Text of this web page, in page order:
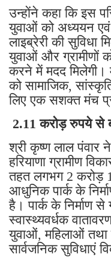
उन्होंने कहा कि इस
युवाओं को अध्ययन एवं
लाइब्रेरी की सुविधा
युवाओं और ग्रामीणों
करने में मदद मिलेगी।
को सामाजिक,
लिए एक सशक्त मंच
2.11 करोड़ रुपये से
श्री कृष्ण लाल पंवार
हरियाणा ग्रामीण
तहत लगभग 2 करोड़
आधुनिक पार्क के
है। पार्क के निर्माण से
स्वास्थ्यवर्धक
युवाओं, महिलाओं तथा
सार्वजनिक सुविधाएं